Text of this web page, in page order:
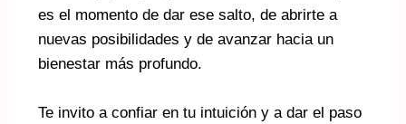
es el momento de dar ese salto, de abrirte a
nuevas posibilidades y de avanzar hacia un
bienestar más profundo.
Te invito a confiar en tu intuición y a dar el paso